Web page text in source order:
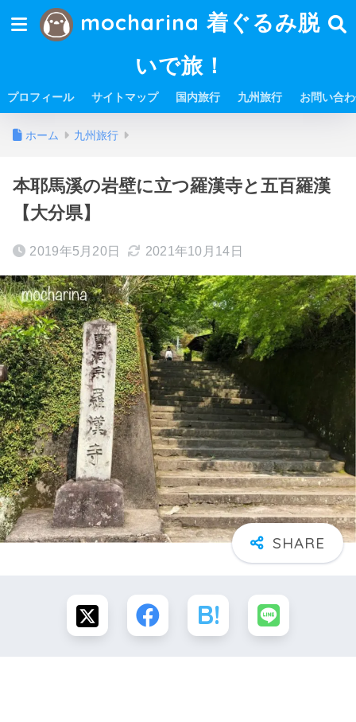
mocharina 着ぐるみ脱
いで旅！
プロフィール サイトマップ 国内旅行 九州旅行 お問い合
ホーム 九州旅行
本耶馬溪の岩壁に立つ羅漢寺と五百羅漢
【大分県】
2019年5月20日 2021年10月14日